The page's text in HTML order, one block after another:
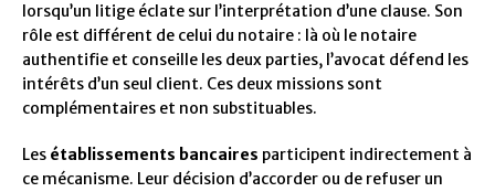
lorsqu’un litige éclate sur l’interprétation d’une clause. Son
rôle est différent de celui du notaire : là où le notaire
authentifie et conseille les deux parties, l’avocat défend les
intérêts d’un seul client. Ces deux missions sont
complémentaires et non substituables.
Les établissements bancaires participent indirectement à
ce mécanisme. Leur décision d’accorder ou de refuser un